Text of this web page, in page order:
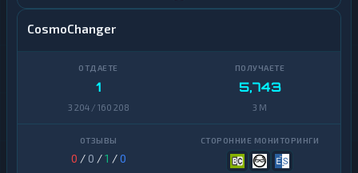
CosmoChanger
1
3 204 / 160 208
5,743
3 M
0 / 0 /1 /0